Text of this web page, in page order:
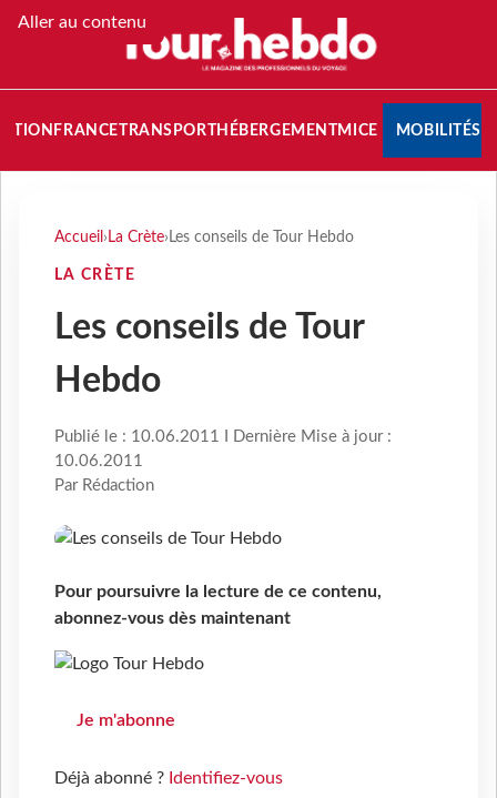
Aller au contenu
FRANCETRANSPORT HÉBERGEMENTMICE MOBILITÉS
Accueil › La Crète› Les conseils de Tour Hebdo
LA CRÈTE
Les conseils de Tour
Hebdo
Publié le : 10.06.2011 I Dernière Mise à jour :
10.06.2011
Par Rédaction
Pour poursuivre la lecture de ce contenu,
abonnez-vous dès maintenant
Je m'abonne
Déjà abonné ? Identifiez-vous